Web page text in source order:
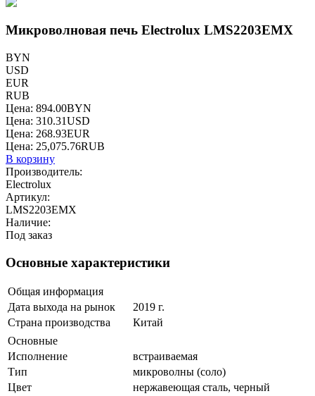
Микроволновая печь Electrolux LMS2203EMX
BYN
USD
EUR
RUB
Цена: 894.00BYN
Цена: 310.31USD
Цена: 268.93EUR
Цена: 25,075.76RUB
В корзину
Производитель:
Electrolux
Артикул:
LMS2203EMX
Наличие:
Под заказ
Основные характеристики
Общая информация
Дата выхода на рынок
2019 г.
Страна производства
Китай
Основные
Исполнение
встраиваемая
Тип
микроволны (соло)
Цвет
нержавеющая сталь, черный